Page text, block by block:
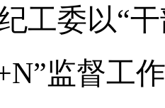
工委以“
监督工